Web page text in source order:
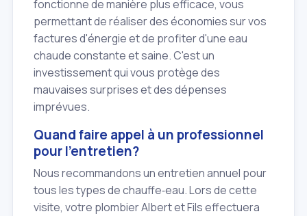
fonctionne de manière plus efficace, vous
permettant de réaliser des économies sur vos
factures d'énergie et de profiter d'une eau
chaude constante et saine. C'est un
investissement qui vous protège des
mauvaises surprises et des dépenses
imprévues.
Quand faire appel à un professionnel
pour l'entretien?
Nous recommandons un entretien annuel pour
tous les types de chauffe‑eau. Lors de cette
visite, votre plombier Albert et Fils effectuera